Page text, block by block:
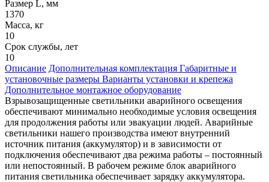
Размер L, мм
1370
Масса, кг
10
Срок службы, лет
10
Описание Дополнительная комплектация Габаритные и
установочные размеры Варианты установки и крепежа
Дополнительное монтажное оборудование
Взрывозащищенные светильники аварийного освещения
обеспечивают минимально необходимые условия освещения
для продолжения работы или эвакуации людей. Аварийные
светильники нашего производства имеют внутренний
источник питания (аккумулятор) и в зависимости от
подключения обеспечивают два режима работы – постоянный
или непостоянный. В рабочем режиме блок аварийного
питания светильника обеспечивает зарядку аккумулятора.